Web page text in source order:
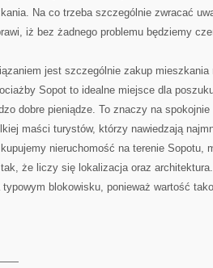
Na co trzeba szczególnie zwracać
iż bez żadnego problemu będziemy
jest szczególnie zakup mieszkania
Sopot to idealne miejsce dla
dobre pieniądze. To znaczy na
maści turystów, którzy nawiedzają
nieruchomość na terenie Sopotu,
że liczy się lokalizacja oraz
blokowisku, ponieważ wartość